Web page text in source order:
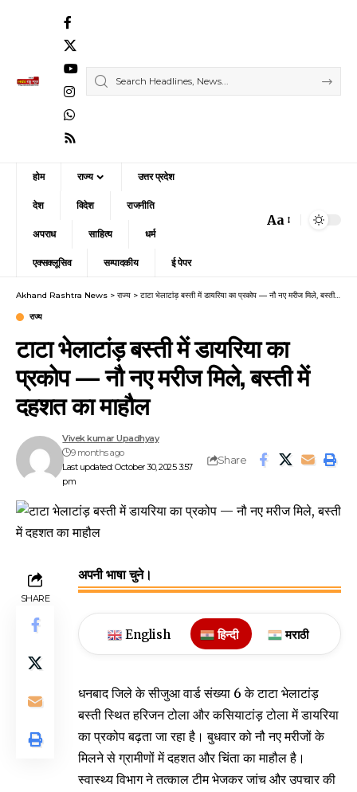
होम राज्य उत्तर प्रदेश
देश विदेश राजनीति
अपराध साहित्य धर्म
एक्सक्लूसिव सम्पादकीय ई पेपर
Font
Aa
Akhand Rashtra News > राज्य > टाटा भेलाटांड़ बस्ती में डायरिया का प्रकोप — नौ नए मरीज मिले, बस्ती में दहशत का माहौल
राज्य
टाटा भेलाटांड़ बस्ती में डायरिया का
प्रकोप — नौ नए मरीज मिले, बस्ती में
दहशत का माहौल
Last updated: October 30, 2025 3:57
pm
Vivek kumar Upadhyay
9 months ago
Share
SHARE
अपनी भाषा चुने।
English हिन्दी मराठी
धनबाद जिले के सीजुआ वार्ड संख्या 6 के टाटा भेलाटांड़
बस्ती स्थित हरिजन टोला और कसियाटांड़ टोला में डायरिया
का प्रकोप बढ़ता जा रहा है। बुधवार को नौ नए मरीजों के
मिलने से ग्रामीणों में दहशत और चिंता का माहौल है।
स्वास्थ्य विभाग ने तत्काल टीम भेजकर जांच और उपचार की